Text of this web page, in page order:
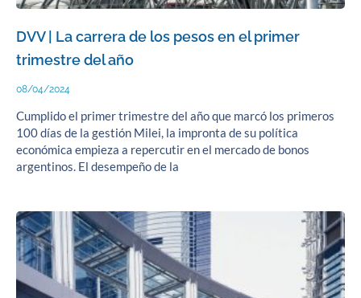
DVV | La carrera de los pesos en el primer
trimestre del año
08/04/2024
Cumplido el primer trimestre del año que marcó los primeros
100 días de la gestión Milei, la impronta de su política
económica empieza a repercutir en el mercado de bonos
argentinos. El desempeño de la